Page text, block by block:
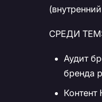
СРЕДИ
Аудит
бренда
Контент